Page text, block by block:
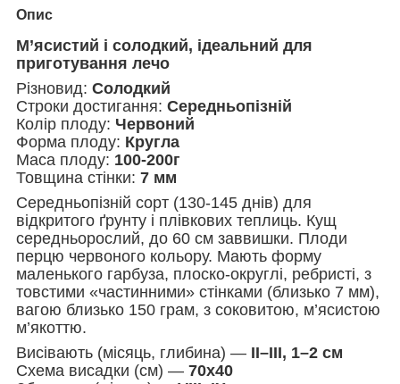
Опис
М’ясистий і солодкий, ідеальний для
приготування лечо
Різновид: Солодкий
Строки достигання: Середньопізній
Колір плоду: Червоний
Форма плоду: Кругла
Маса плоду: 100-200г
Товщина стінки: 7 мм
Середньопізній сорт (130-145 днів) для
відкритого ґрунту і плівкових теплиць. Кущ
середньорослий, до 60 см заввишки. Плоди
перцю червоного кольору. Мають форму
маленького гарбуза, плоско-округлі, ребристі, з
товстими «частинними» стінками (близько 7 мм),
вагою близько 150 грам, з соковитою, м’ясистою
м’якоттю.
Висівають (місяць, глибина) — II–III, 1–2 см
Схема висадки (см) — 70х40